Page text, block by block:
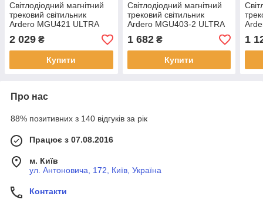
Світлодіодний магнітний
трековий світильник
Ardero MGU421 ULTRA
10Вт 4000K чорний
2 029 ₴
Купити
Світлодіодний магнітний
трековий світильник
Ardero MGU403-2 ULTRA
14Вт 4000K чорний
1 682₴
Купити
1
Про нас
88% позитивних з 140 відгуків за рік
Працює з 07.08.2016
м. Київ
ул. Антоновича, 172, Київ, Україна
Контакти